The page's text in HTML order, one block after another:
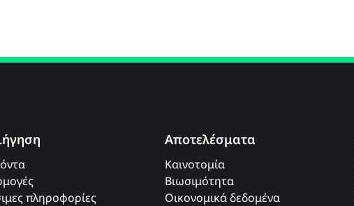
πληροφορίες
Αποτελέσματα
Καινοτομία
Βιωσιμότητα
Οικονομικά δεδομένα